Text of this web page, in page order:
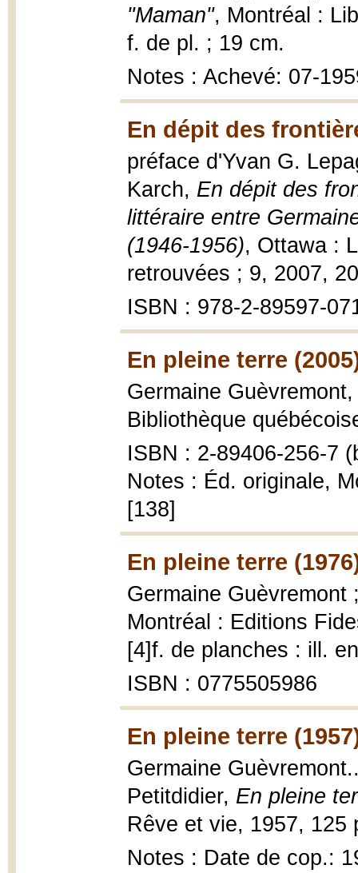
"Maman", Montréal :
f. de pl. ; 19 cm.
Notes : Achevé: 07-
En dépit des
préface d'Yvan G.
Karch, En dépit des
littéraire entre
(1946-1956), Ottawa :
retrouvées ; 9, 2007,
ISBN : 978-2-89597-
En pleine terre
Germaine
Bibliothèque
ISBN : 2-89406-256-7
Notes : Éd. originale,
[138]
En pleine terre
Germaine
Montréal : Editions
[4]f. de planches : ill.
ISBN : 0775505986
En pleine terre
Germaine
Petitdidier, En pleine
Rêve et vie, 1957, 125
Notes : Date de cop.: